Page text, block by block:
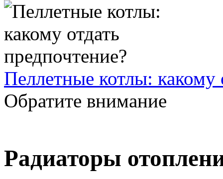
Пеллетные котлы: какому
Обратите внимание
Радиаторы